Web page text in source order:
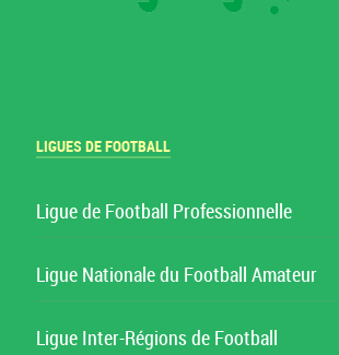
LIGUES DE FOOTBALL
Ligue de Football Professionnelle
Ligue Nationale du Football Amateur
Ligue Inter-Régions de Football